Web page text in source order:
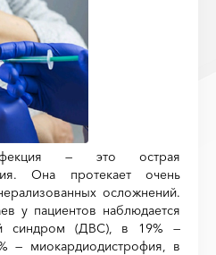
— это острая
Она протекает очень
осложнений.
у пациентов наблюдается
синдром (ДВС), в 19% —
— миокардиодистрофия, в